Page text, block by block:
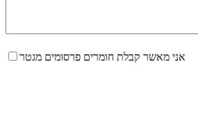
אני מאשר קבלת חומרים פרסומים מגטר